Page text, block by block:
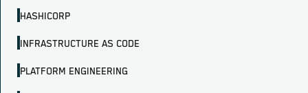
HASHICORP
INFRASTRUCTURE AS CODE
PLATFORM ENGINEERING